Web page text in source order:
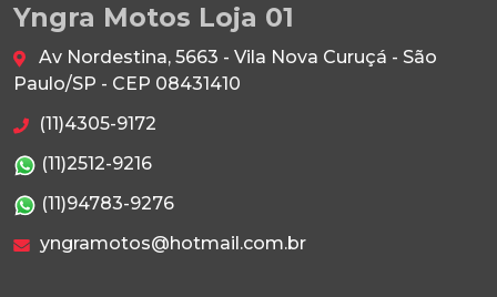
Yngra Motos Loja 01
Av Nordestina, 5663 - Vila Nova Curuçá - São
Paulo/SP - CEP 08431410
(11)4305-9172
(11)2512-9216
(11)94783-9276
yngramotos@hotmail.com.br